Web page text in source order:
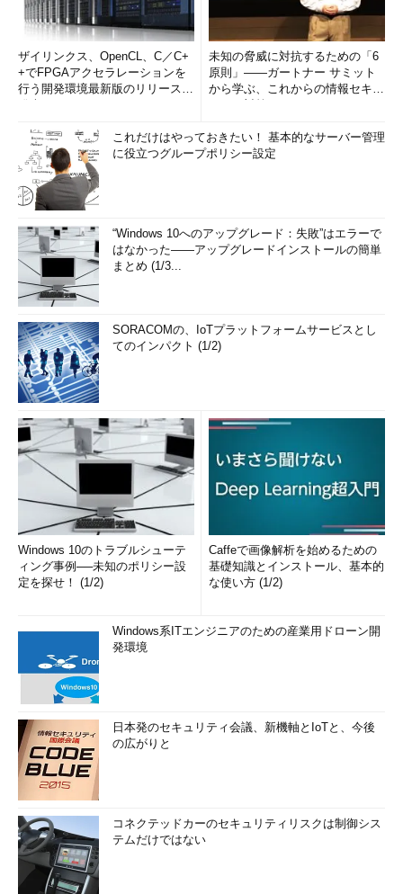
ザイリンクス、OpenCL、C／C+
+でFPGAアクセラレーションを
行う開発環境最新版のリリースを
未知の脅威に対抗するための「6
原則」――ガートナー サミット
から学ぶ、これからの情報セキュ
これだけはやっておきたい！ 基本的なサーバー管理
に役立つグループポリシー設定
“Windows 10へのアップグレード：失敗”はエラーで
はなかった――アップグレードインストールの簡単
まとめ (1/3...
SORACOMの、IoTプラットフォームサービスとし
てのインパクト (1/2)
Windows 10のトラブルシューテ
ィング事例──未知のポリシー設
定を探せ！ (1/2)
Caffeで画像解析を始めるための
基礎知識とインストール、基本的
な使い方 (1/2)
Windows系ITエンジニアのための産業用ドローン開
発環境
日本発のセキュリティ会議、新機軸とIoTと、今後
の広がりと
コネクテッドカーのセキュリティリスクは制御シス
テムだけではない